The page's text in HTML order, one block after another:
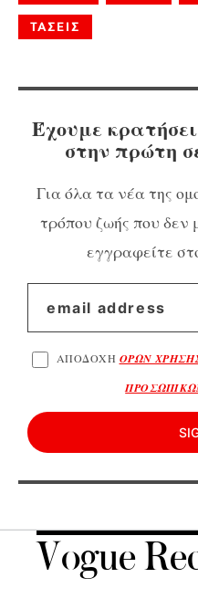
ΤΑΣΕΙΣ
Έχουμε
στην πρώτη
Για όλα τα νέα της
τρόπου ζωής που δεν
εγγραφείτε
ΑΠΟΔΟΧΗ ΟΡΩΝ
Vogue